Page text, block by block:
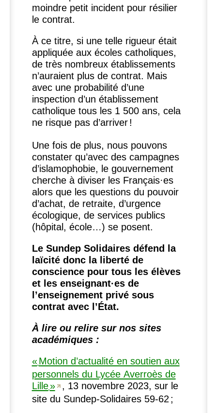
moindre petit incident pour résilier
le contrat.
À ce titre, si une telle rigueur était
appliquée aux écoles catholiques,
de très nombreux établissements
n’auraient plus de contrat. Mais
avec une probabilité d’une
inspection d’un établissement
catholique tous les 1 500 ans, cela
ne risque pas d’arriver!
Une fois de plus, nous pouvons
constater qu’avec des campagnes
d’islamophobie, le gouvernement
cherche à diviser les Français·es
alors que les questions du pouvoir
d’achat, de retraite, d’urgence
écologique, de services publics
(hôpital, école…) se posent.
Le Sundep Solidaires défend la
laïcité donc la liberté de
conscience pour tous les élèves
et les enseignant·es de
l’enseignement privé sous
contrat avec l’État.
À lire ou relire sur nos sites
académiques :
«Motion d’actualité en soutien aux
personnels du Lycée Averroès de
Lille»
, 13 novembre 2023, sur le
site du Sundep-Solidaires 59‑62 ;